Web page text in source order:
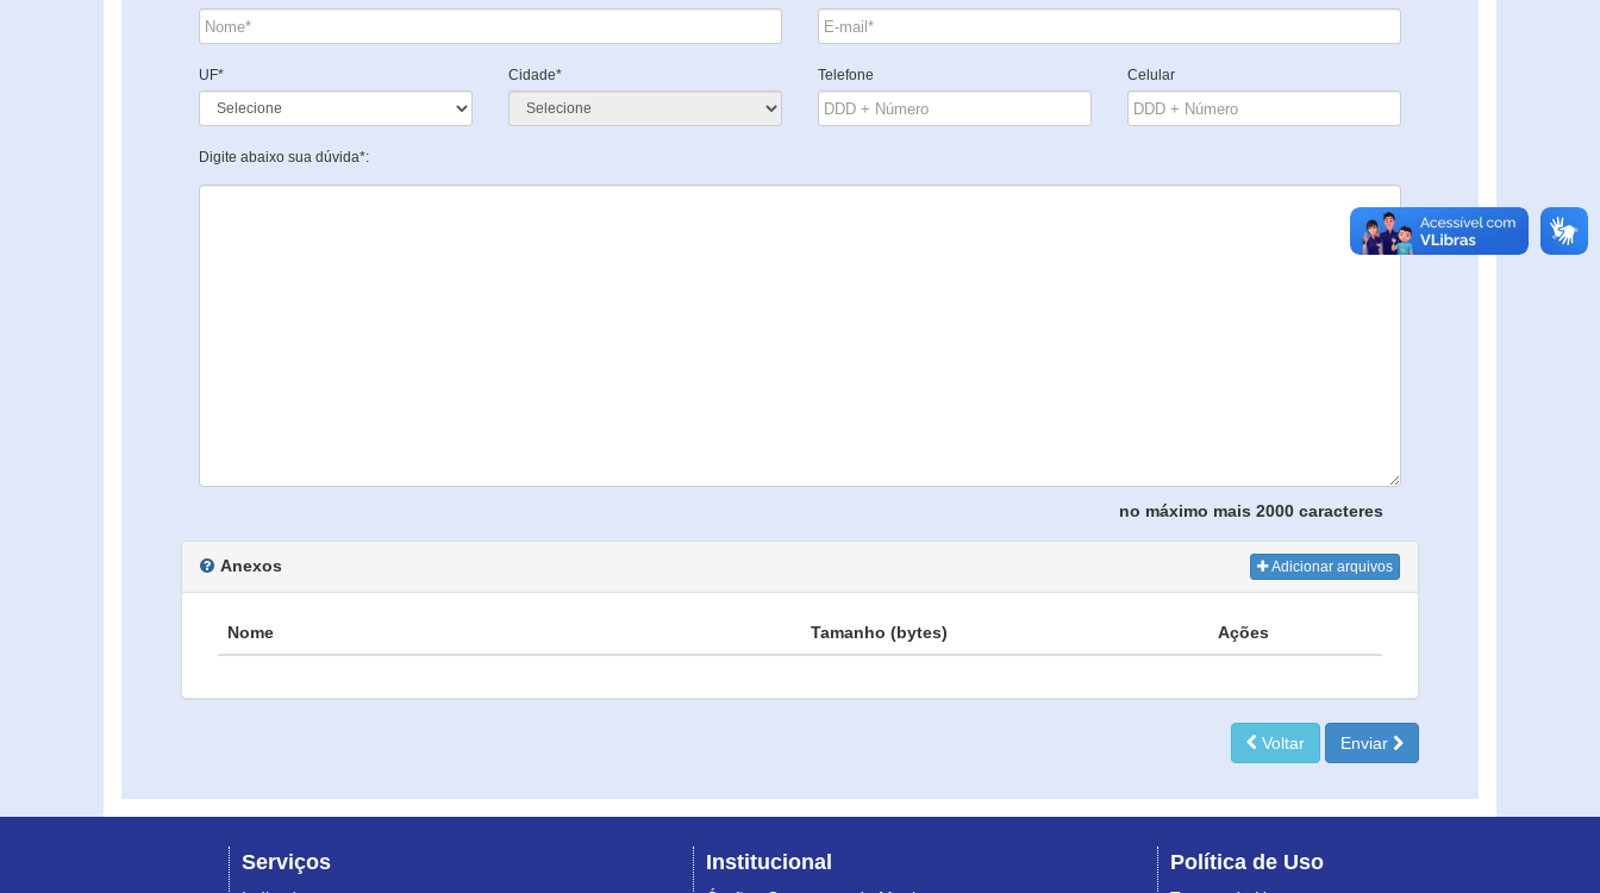
UF* Cidade* Telefone Celular
Digite abaixo sua dúvida*:
no máximo mais 2000 caracteres
Anexos Adicionar arquivos
Nome Tamanho (bytes) Ações
Voltar Enviar
Serviços Institucional Política de Uso